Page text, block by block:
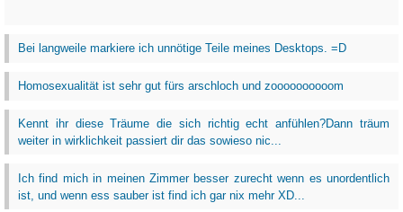
Bei langweile markiere ich unnötige Teile meines Desktops. =D
Homosexualität ist sehr gut fürs arschloch und zoooooooooom
Kennt ihr diese Träume die sich richtig echt anfühlen?Dann träum
weiter in wirklichkeit passiert dir das sowieso nic...
Ich find mich in meinen Zimmer besser zurecht wenn es unordentlich
ist, und wenn ess sauber ist find ich gar nix mehr XD...